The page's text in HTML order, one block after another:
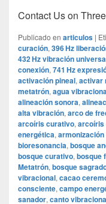
Contact Us on
Publicado en articulos |
curación, 396 Hz
432 Hz vibración
conexión, 741 Hz
activación pineal, activar
metatrón, agua
alineación sonora,
alta vibración, arco de
arcoíris curativo, arcoíris
energética,
bioresonancia, bosque
bosque curativo, bosque
Metatrón, bosque
vibracional, cacao
consciente, campo
sanador, canto